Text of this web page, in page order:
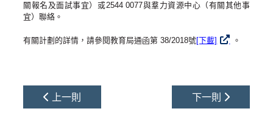
關報名及面試事宜）或2544 0077與羣力資源中心 （有關其他事
宜）聯絡 。
有關計劃的詳情，請參閱教育局通函第 38/2018號[下載] 。
上一則 下一則